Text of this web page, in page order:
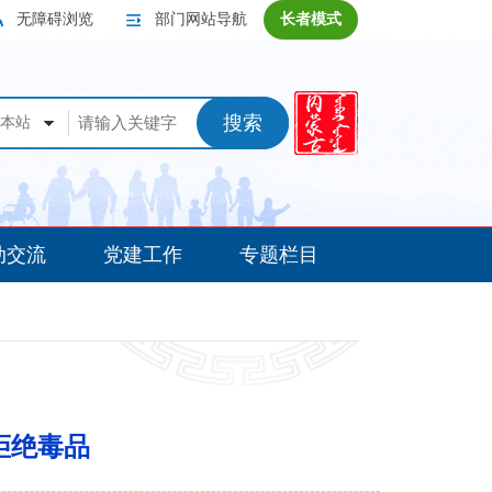
长者模式
部门网站导航
无障碍浏览
站 搜索
交流 党建工作 专题栏目
绝毒品